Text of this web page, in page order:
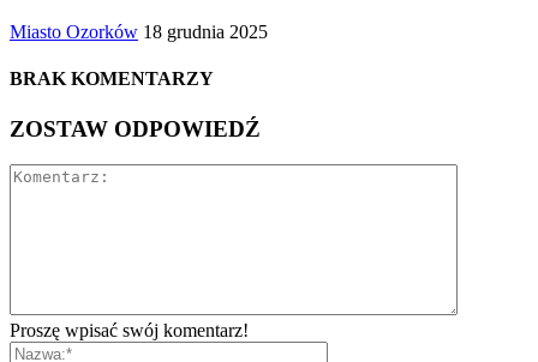
Miasto Ozorków 18 grudnia 2025
BRAK KOMENTARZY
ZOSTAW ODPOWIEDŹ
Proszę wpisać swój komentarz!